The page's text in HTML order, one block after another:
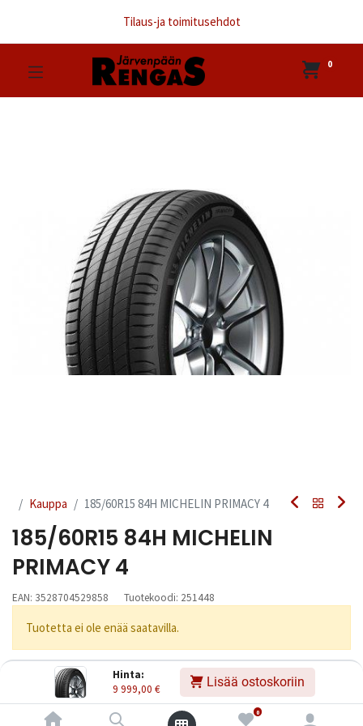
Hinta:
9 999,00 € Lisää ostoskoriin
0
Tilaus-ja toimitusehdot
0
Kauppa 185/60R15 84H MICHELIN PRIMACY 4
185/60R15 84H MICHELIN
PRIMACY 4
EAN: 3528704529858 Tuotekoodi: 251448
Tuotetta ei ole enää saatavilla.
Toimitusehdot